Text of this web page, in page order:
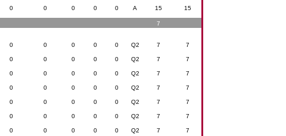
0 0 0 0 0 A 15 15
7
0 0 0 0 0 Q2 7 7
0 0 0 0 0 Q2 7 7
0 0 0 0 0 Q2 7 7
0 0 0 0 0 Q2 7 7
0 0 0 0 0 Q2 7 7
0 0 0 0 0 Q2 7 7
0 0 0 0 0 Q2 7 7